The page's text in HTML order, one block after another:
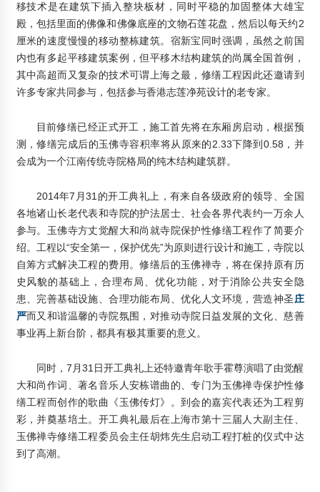
移技术是在建筑下插入整块板材，同时平稳的加固整体大雄宝
殿，包括里面的佛像和佛像底座的文物石莲花盘，然后以每天约2
厘米的速度慢慢的移动整栋建筑。宿新宝同时强调，虽然之前国
内也有多起平移建筑案例，但平移木结构建筑的尚属全国首例，
其中高超而又复杂的技术可谓上海之最，修缮工程因此还邀请到
许多专家共同参与，包括参与香港志莲净苑设计的老专家。
目前修缮已经正式开工，施工首先将在东厢房启动，根据预
测，修缮完成后的玉佛寺容积率将从原来的2.33下降到0.58，并
会成为一个江南传统寺院格局的纯木结构建筑群。
2014年7月31的开工典礼上，有来自各级政府的领导、全国
各地诸山长老代表和寺院的护法居士、社会各界代表约一万余人
参与。玉佛寺方丈觉醒大和尚就寺院保护性修缮工程作了简要介
绍。工程以“安全第一，保护优先”为原则进行设计和施工，寺院以
自筹方式解决工程的费用。修缮后的玉佛禅寺，将在保持原有历
史风貌的基础上，合理布局、优化功能，对于消除公共安全隐
患、完善基础设施、合理功能布局、优化人文环境，营造神圣庄
严而又和谐温馨的寺院氛围，对推动寺院日益发展的文化、慈善
事业再上新台阶，都具有极其重要的意义。
同时，7月31日开工典礼上还特邀青年歌手霍尊演唱了由觉醒
大和尚作词、著名音乐人安栋谱曲的、专门为玉佛禅寺保护性修
缮工程而创作的歌曲《玉佛传灯》。到会的嘉宾代表还为工程剪
彩，并奠基培土。开工典礼最后在上海市第十三届人大副主任、
玉佛禅寺修缮工程委员会主任胡炜先生启动工程打桩的仪式中达
到了高潮。